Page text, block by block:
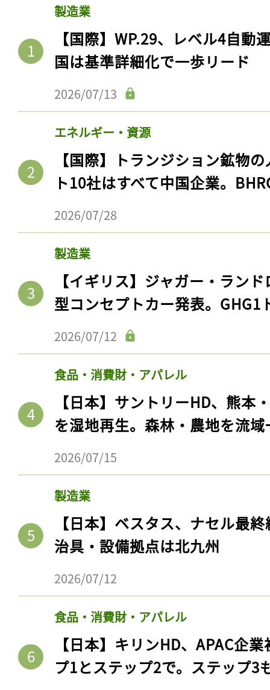
製造業
【国際】WP.29、レベル4自動
国は基準詳細化で一歩リード
2026/07/13
エネルギー・資源
【国際】トランジション鉱物
ト10社はすべて中国企業。
2026/07/28
製造業
【イギリス】ジャガー・ラン
型コンセプトカー発表。GHG1
2026/07/12
食品・消費財・アパレル
【日本】サントリーHD、熊本
を湿地再生。森林・農地を流
2026/07/15
製造業
【日本】ベスタス、ナセル最
治具・設備拠点は北九州
2026/07/12
食品・消費財・アパレル
【日本】キリンHD、APAC企
プ1とステップ2で。ステップ3